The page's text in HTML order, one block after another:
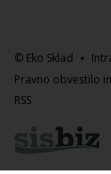
© Eko Sklad
Pravno obvestilo
RSS